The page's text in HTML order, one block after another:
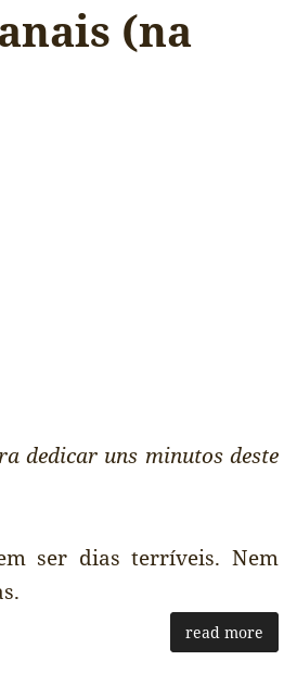
(na
dedicar uns minutos deste
ser dias terríveis. Nem
read more